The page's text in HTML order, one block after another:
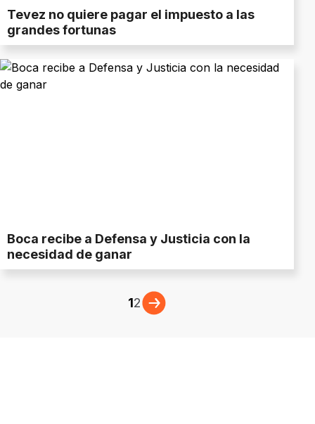
Tevez no quiere pagar el impuesto a las
grandes fortunas
Boca recibe a Defensa y Justicia con la
necesidad de ganar
12